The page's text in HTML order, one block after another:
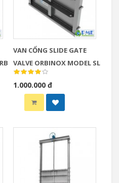
VAN CỔNG SLIDE GATE
VALVE ORBINOX MODEL SL
1.000.000 đ